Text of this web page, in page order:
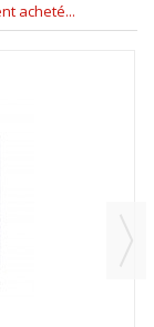
acheté...